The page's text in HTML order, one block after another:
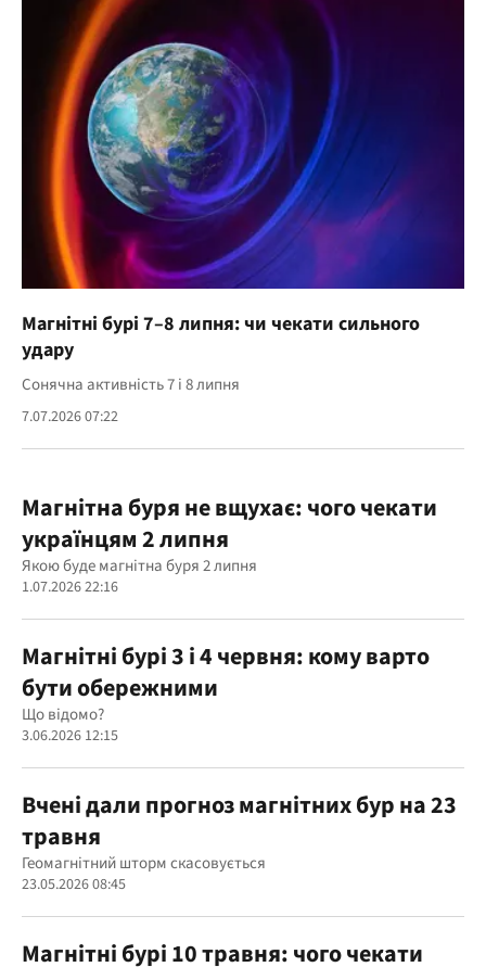
Магнітні бурі 7–8 липня: чи чекати сильного
удару
Сонячна активність 7 і 8 липня
7.07.2026 07:22
Магнітна буря не вщухає: чого чекати
українцям 2 липня
Якою буде магнітна буря 2 липня
1.07.2026 22:16
Магнітні бурі 3 і 4 червня: кому варто
бути обережними
Що відомо?
3.06.2026 12:15
Вчені дали прогноз магнітних бур на 23
травня
Геомагнітний шторм скасовується
23.05.2026 08:45
Магнітні бурі 10 травня: чого чекати